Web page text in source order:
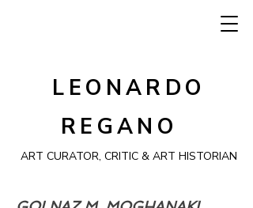
LEONARDO
REGANO
ART CURATOR, CRITIC & ART HISTORIAN